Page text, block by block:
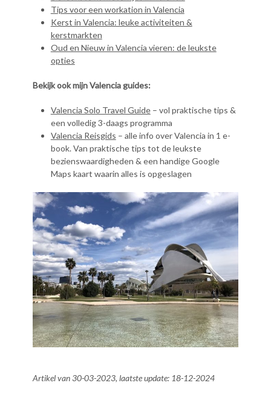
Tips voor een workation in Valencia
Kerst in Valencia: leuke activiteiten &
kerstmarkten
Oud en Nieuw in Valencia vieren: de leukste
opties
Bekijk ook mijn Valencia guides:
Valencia Solo Travel Guide– vol praktische tips &
een volledig 3-daags programma
Valencia Reisgids – alle info over Valencia in 1 e-
book. Van praktische tips tot de leukste
bezienswaardigheden & een handige Google
Maps kaart waarin alles is opgeslagen
Artikel van 30-03-2023, laatste update: 18-12-2024